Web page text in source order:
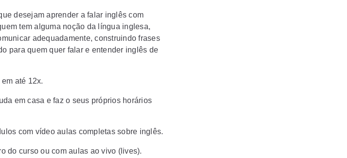
desejam aprender a falar inglês com
tem alguma noção da língua inglesa,
adequadamente, construindo frases
para quem quer falar e entender inglês de
até 12x.
em casa e faz o seus próprios horários
com vídeo aulas completas sobre inglês.
do curso ou com aulas ao vivo (lives).